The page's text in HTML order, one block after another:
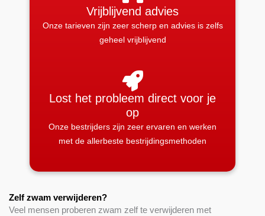
Vrijblijvend advies
Onze tarieven zijn zeer scherp en advies is zelfs
geheel vrijblijvend
Lost het probleem direct voor je
op
Onze bestrijders zijn zeer ervaren en werken
met de allerbeste bestrijdingsmethoden
Zelf zwam verwijderen?
Veel mensen proberen zwam zelf te verwijderen met